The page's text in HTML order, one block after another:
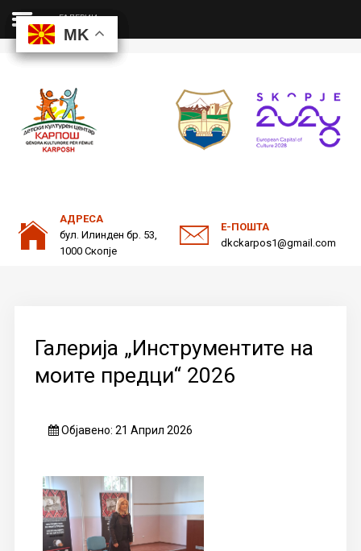
MK
MK
ДКЦ
ОДНОСИ СО ЈАВНОСТ
ГАЛЕРИИ
MK
MK
АДРЕСА
бул. Илинден бр. 53,
1000 Скопје
Е-ПОШТА
dkckarpos1@gmail.com
Пребарајте на нашата веб страна
Галерија „Инструментите на
моите предци“ 2026
Објавено: 21 Април 2026